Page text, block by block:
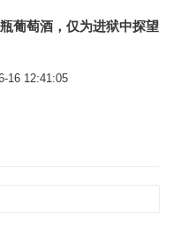
葡萄酒，仅为进狱中探望
16 12:41:05